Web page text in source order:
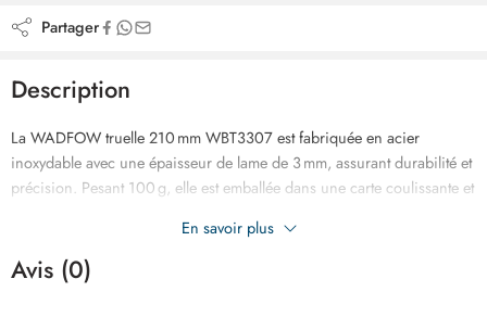
Partager
Description
La WADFOW truelle 210 mm WBT3307 est fabriquée en acier
inoxydable avec une épaisseur de lame de 3 mm, assurant durabilité et
précision. Pesant 100 g, elle est emballée dans une carte coulissante et
En savoir plus
Avis (0)